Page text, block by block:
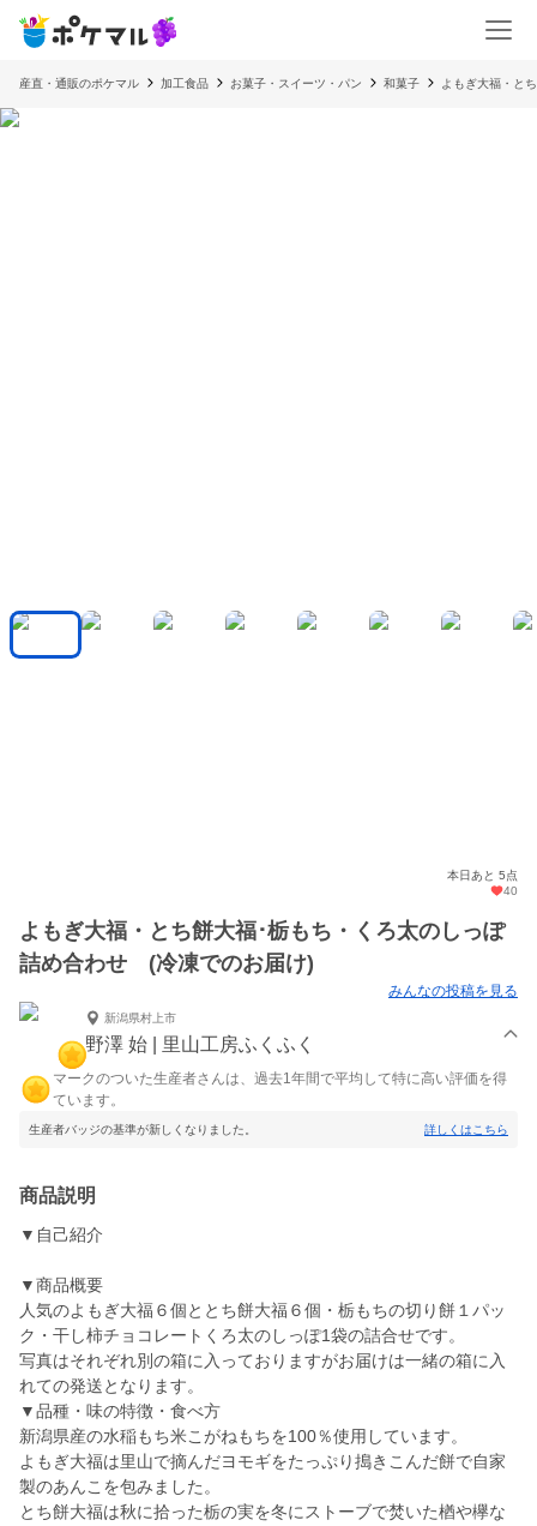
産直・通販のポケマル 加工食品 お菓子・スイーツ・パン 和菓子 よもぎ大福・と
本日あと 5点
40
よもぎ大福・とち餅大福･栃もち・くろ太のしっぽ
詰め合わせ (冷凍でのお届け)
みんなの投稿を見る
新潟県村上市
野澤 始 | 里山工房ふくふく
マークのついた生産者さんは、過去1年間で平均して特に高い評価を得
ています。
生産者バッジの基準が新しくなりました。 詳しくはこちら
商品説明
▼自己紹介
▼商品概要
人気のよもぎ大福６個ととち餅大福６個・栃もちの切り餅１パッ
ク・干し柿チョコレートくろ太のしっぽ1袋の詰合せです。
写真はそれぞれ別の箱に入っておりますがお届けは一緒の箱に入
れての発送となります。
▼品種・味の特徴・食べ方
新潟県産の水稲もち米こがねもちを100％使用しています。
よもぎ大福は里山で摘んだヨモギをたっぷり搗きこんだ餅で自家
製のあんこを包みました。
とち餅大福は秋に拾った栃の実を冬にストーブで焚いた楢や欅な